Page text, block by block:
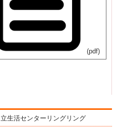
(pdf)
生活センターリングリング